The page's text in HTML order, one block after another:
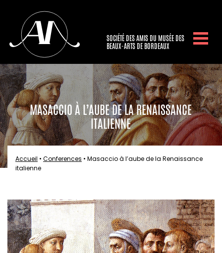
SOCIÉTÉ DES AMIS DU MUSÉE DES
BEAUX-ARTS DE BORDEAUX
MASACCIO À L’AUBE DE LA RENAISSANCE
ITALIENNE
Accueil • Conferences • Masaccio à l’aube de la Renaissance
italienne